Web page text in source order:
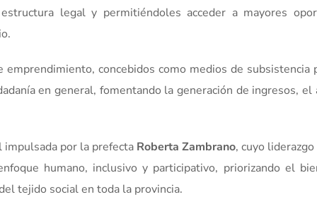
legal y permitiéndoles acceder a mayores
concebidos como medios de subsistencia
en general, fomentando la generación de ingresos,
impulsada por la prefecta Roberta Zambrano, cuyo
humano, inclusivo y participativo, priorizando el
tejido social en toda la provincia.